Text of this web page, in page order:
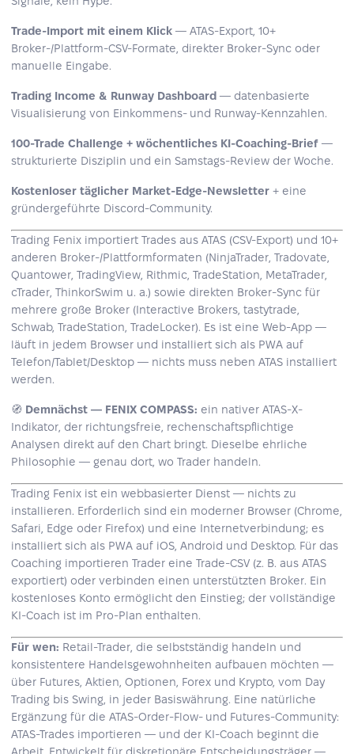
Trade-Import mit einem Klick — ATAS-Export, 10+
Broker-/Plattform-CSV-Formate, direkter Broker-Sync oder
manuelle Eingabe.
Trading Income & Runway Dashboard — datenbasierte
Visualisierung von Einkommens- und Runway-Kennzahlen.
100-Trade Challenge + wöchentliches KI-Coaching-Brief —
strukturierte Disziplin und ein Samstags-Review der Woche.
Kostenloser täglicher Market-Edge-Newsletter + eine
gründergeführte Discord-Community.
Trading Fenix importiert Trades aus ATAS (CSV-Export) und 10+
anderen Broker-/Plattformformaten (NinjaTrader, Tradovate,
Quantower, TradingView, Rithmic, TradeStation, MetaTrader,
cTrader, ThinkorSwim u. a.) sowie direkten Broker-Sync für
mehrere große Broker (Interactive Brokers, tastytrade,
Schwab, TradeStation, TradeLocker). Es ist eine Web-App —
läuft in jedem Browser und installiert sich als PWA auf
Telefon/Tablet/Desktop — nichts muss neben ATAS installiert
werden.
🧭 Demnächst — FENIX COMPASS: ein nativer ATAS-X-
Indikator, der richtungsfreie, rechenschaftspflichtige
Analysen direkt auf den Chart bringt. Dieselbe ehrliche
Philosophie — genau dort, wo Trader handeln.
Trading Fenix ist ein webbasierter Dienst — nichts zu
installieren. Erforderlich sind ein moderner Browser (Chrome,
Safari, Edge oder Firefox) und eine Internetverbindung; es
installiert sich als PWA auf iOS, Android und Desktop. Für das
Coaching importieren Trader eine Trade-CSV (z. B. aus ATAS
exportiert) oder verbinden einen unterstützten Broker. Ein
kostenloses Konto ermöglicht den Einstieg; der vollständige
KI-Coach ist im Pro-Plan enthalten.
Für wen: Retail-Trader, die selbstständig handeln und
konsistentere Handelsgewohnheiten aufbauen möchten —
über Futures, Aktien, Optionen, Forex und Krypto, vom Day
Trading bis Swing, in jeder Basiswährung. Eine natürliche
Ergänzung für die ATAS-Order-Flow- und Futures-Community:
ATAS-Trades importieren — und der KI-Coach beginnt die